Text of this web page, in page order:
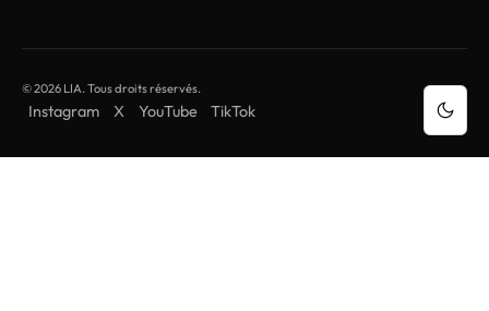
© 2026 LIA. Tous droits réservés.
Instagram X YouTube TikTok